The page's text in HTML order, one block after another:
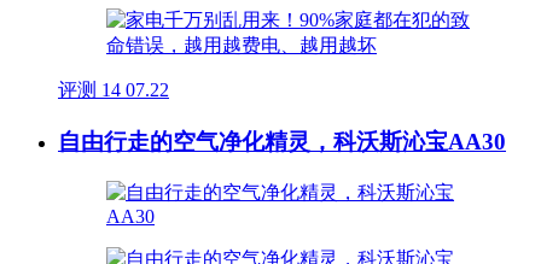
评测 14 07.22
自由行走的空气净化精灵，科沃斯沁宝AA30